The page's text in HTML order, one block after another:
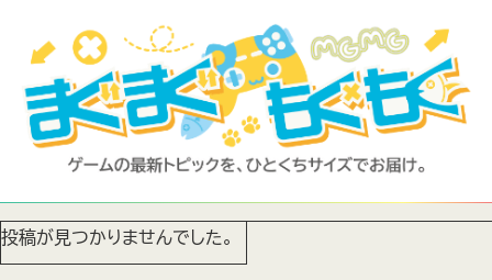
投稿が見つかりませんでした。